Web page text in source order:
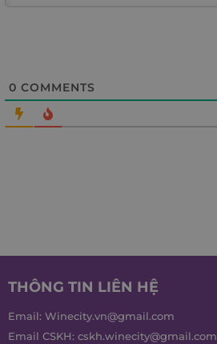
0 COMMENTS
THÔNG TIN LIÊN HỆ
Email: Winecity.vn@gmail.com
Email CSKH: cskh.winecity@gmail.com